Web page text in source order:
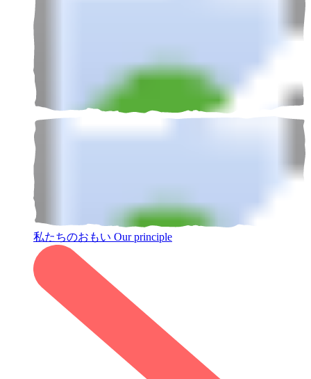
私たちのおもい Our principle